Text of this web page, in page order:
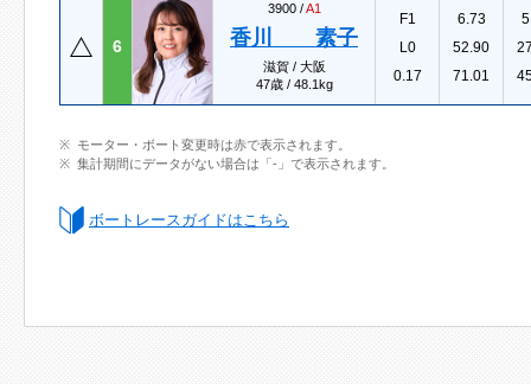
6
3900 /A1
香川 素子
滋賀 / 大阪
47歳 / 48.1kg
F1
L0
0.17
6.73
52.90
71.01
モーター・ボート変更時は赤で表示されます。
集計期間にデータがない場合は「-」で表示されます。
ボートレースガイドはこちら